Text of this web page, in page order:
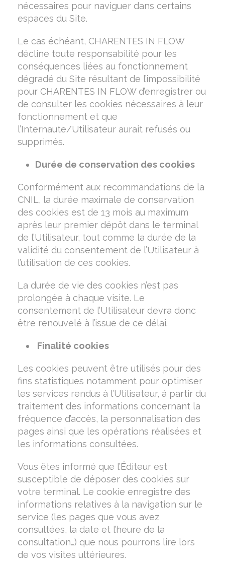
nécessaires pour naviguer dans certains
espaces du Site.
Le cas échéant, CHARENTES IN FLOW
décline toute responsabilité pour les
conséquences liées au fonctionnement
dégradé du Site résultant de l’impossibilité
pour CHARENTES IN FLOW d’enregistrer ou
de consulter les cookies nécessaires à leur
fonctionnement et que
l’Internaute/Utilisateur aurait refusés ou
supprimés.
Durée de conservation des cookies
Conformément aux recommandations de la
CNIL, la durée maximale de conservation
des cookies est de 13 mois au maximum
après leur premier dépôt dans le terminal
de l’Utilisateur, tout comme la durée de la
validité du consentement de l’Utilisateur à
l’utilisation de ces cookies.
La durée de vie des cookies n’est pas
prolongée à chaque visite. Le
consentement de l’Utilisateur devra donc
être renouvelé à l’issue de ce délai.
Finalité cookies
Les cookies peuvent être utilisés pour des
fins statistiques notamment pour optimiser
les services rendus à l’Utilisateur, à partir du
traitement des informations concernant la
fréquence d’accès, la personnalisation des
pages ainsi que les opérations réalisées et
les informations consultées.
Vous êtes informé que l’Éditeur est
susceptible de déposer des cookies sur
votre terminal. Le cookie enregistre des
informations relatives à la navigation sur le
service (les pages que vous avez
consultées, la date et l’heure de la
consultation…) que nous pourrons lire lors
de vos visites ultérieures.